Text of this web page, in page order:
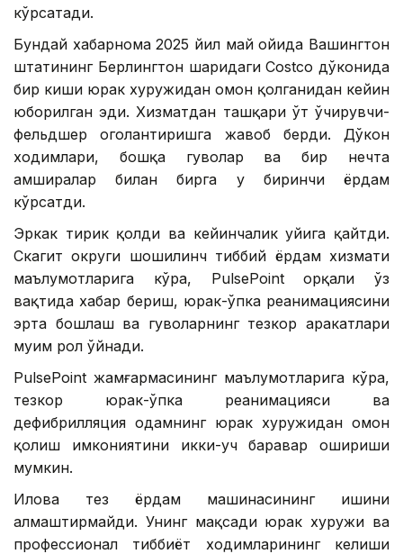
кўрсатади.
Бундай хабарнома 2025 йил май ойида Вашингтон
штатининг Берлингтон шаҳридаги Costco дўконида
бир киши юрак хуружидан омон қолганидан кейин
юборилган эди. Хизматдан ташқари ўт ўчирувчи-
фельдшер огоҳлантиришга жавоб берди. Дўкон
ходимлари, бошқа гувоҳлар ва бир нечта
ҳамширалар билан бирга у биринчи ёрдам
кўрсатди.
Эркак тирик қолди ва кейинчалик уйига қайтди.
Скагит округи шошилинч тиббий ёрдам хизмати
маълумотларига кўра, PulsePoint орқали ўз
вақтида хабар бериш, юрак-ўпка реанимациясини
эрта бошлаш ва гувоҳларнинг тезкор ҳаракатлари
муҳим рол ўйнади.
PulsePoint жамғармасининг маълумотларига кўра,
тезкор юрак-ўпка реанимацияси ва
дефибрилляция одамнинг юрак хуружидан омон
қолиш имкониятини икки-уч баравар ошириши
мумкин.
Илова тез ёрдам машинасининг ишини
алмаштирмайди. Унинг мақсади юрак хуружи ва
профессионал тиббиёт ходимларининг келиши